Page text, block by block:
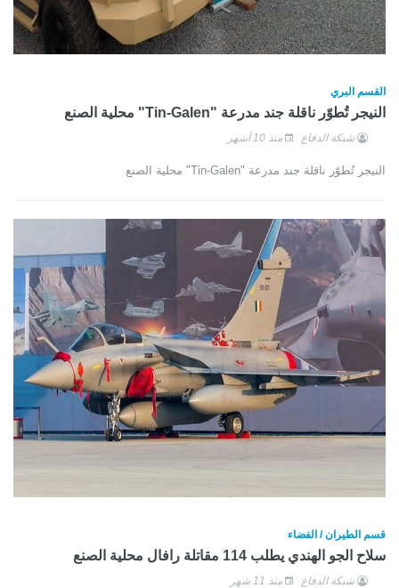
القسم البري
النيجر تُطوّر ناقلة جند مدرعة "Tin-Galen" محلية الصنع
شبكة الدفاع منذ 10 أشهر
النيجر تُطوّر ناقلة جند مدرعة "Tin-Galen" محلية الصنع
قسم الطيران / الفضاء
سلاح الجو الهندي يطلب 114 مقاتلة رافال محلية الصنع
شبكة الدفاع منذ 11 شهر